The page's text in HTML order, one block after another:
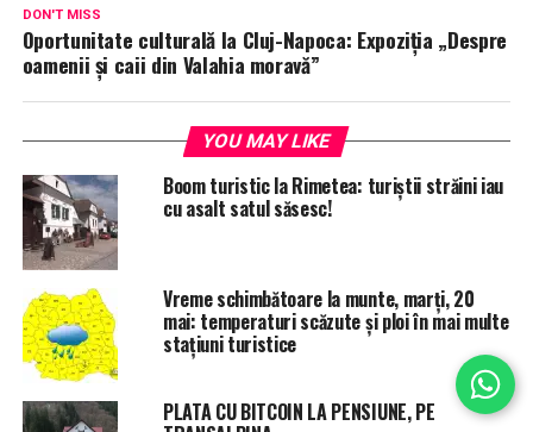
DON'T MISS
Oportunitate culturală la Cluj-Napoca: Expoziția „Despre
oamenii și caii din Valahia moravă”
YOU MAY LIKE
Boom turistic la Rimetea: turiștii străini iau
cu asalt satul săsesc!
Vreme schimbătoare la munte, marți, 20
mai: temperaturi scăzute și ploi în mai multe
stațiuni turistice
PLATA CU BITCOIN LA PENSIUNE, PE